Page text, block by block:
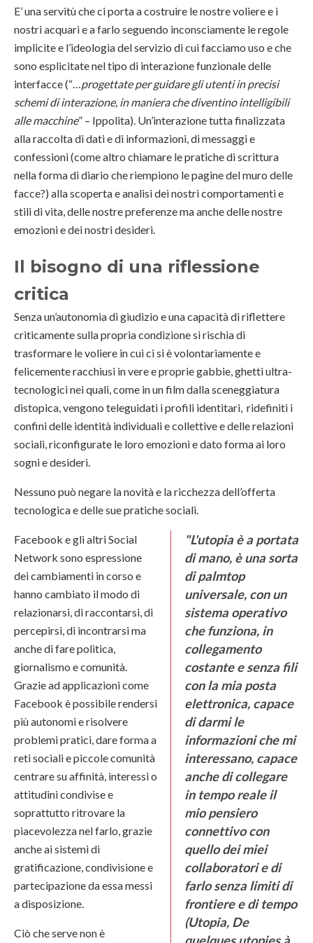
E’ una servitù che ci porta a costruire le nostre voliere e i
nostri acquari e a farlo seguendo inconsciamente le regole
implicite e l’ideologia del servizio di cui facciamo uso e che
sono esplicitate nel tipo di interazione funzionale delle
interfacce (“…progettate per guidare gli utenti in precisi
schemi di interazione, in maniera che diventino intelligibili
alle macchine” – Ippolita). Un’interazione tutta finalizzata
alla raccolta di dati e di informazioni, di messaggi e
confessioni (come altro chiamare le pratiche di scrittura
nella forma di diario che riempiono le pagine del muro delle
facce?) alla scoperta e analisi dei nostri comportamenti e
stili di vita, delle nostre preferenze ma anche delle nostre
emozioni e dei nostri desideri.
Il bisogno di una riflessione
critica
Senza un’autonomia di giudizio e una capacità di riflettere
criticamente sulla propria condizione si rischia di
trasformare le voliere in cui ci si è volontariamente e
felicemente racchiusi in vere e proprie gabbie, ghetti ultra-
tecnologici nei quali, come in un film dalla sceneggiatura
distopica, vengono teleguidati i profili identitari, ridefiniti i
confini delle identità individuali e collettive e delle relazioni
sociali, riconfigurate le loro emozioni e dato forma ai loro
sogni e desideri.
Nessuno può negare la novità e la ricchezza dell’offerta
tecnologica e delle sue pratiche sociali.
"L'utopia è a portata
di mano, è una sorta
di palmtop
universale, con un
sistema operativo
che funziona, in
collegamento
costante e senza fili
con la mia posta
elettronica, capace
di darmi le
informazioni che mi
interessano, capace
anche di collegare
in tempo reale il
mio pensiero
connettivo con
quello dei miei
collaboratori e di
farlo senza limiti di
frontiere e di tempo
(Utopia, De
Facebook e gli altri Social
Network sono espressione
dei cambiamenti in corso e
hanno cambiato il modo di
relazionarsi, di raccontarsi, di
percepirsi, di incontrarsi ma
anche di fare politica,
giornalismo e comunità.
Grazie ad applicazioni come
Facebook è possibile rendersi
più autonomi e risolvere
problemi pratici, dare forma a
reti sociali e piccole comunità
centrare su affinità, interessi o
attitudini condivise e
soprattutto ritrovare la
piacevolezza nel farlo, grazie
anche ai sistemi di
gratificazione, condivisione e
partecipazione da essa messi
a disposizione.
Ciò che serve non è